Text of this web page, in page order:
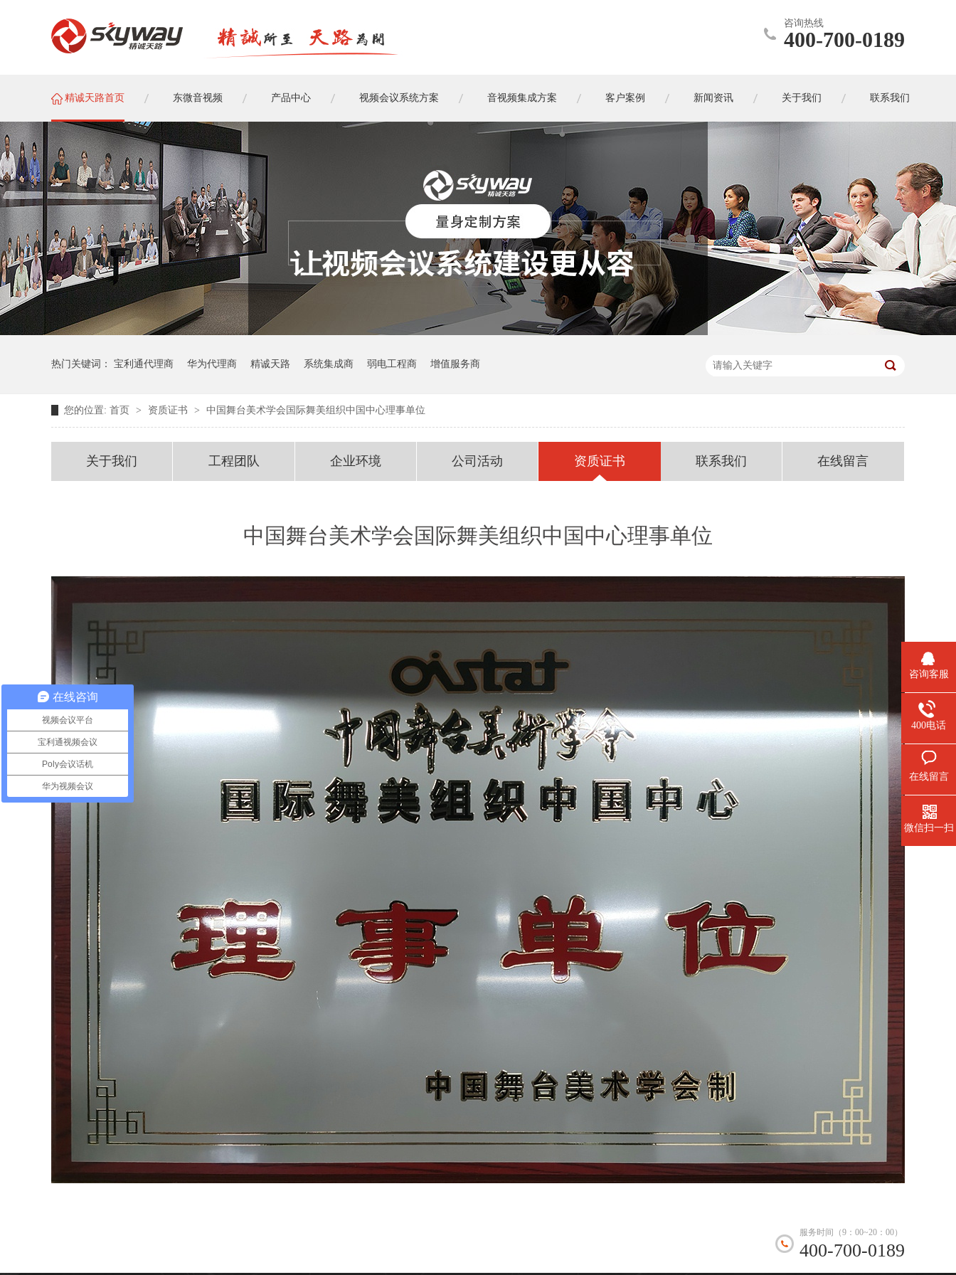
咨询热线
400-700-0189
精诚天路首页 东微音视频 产品中心 视频会议系统方案 音视频集成方案 客户案例 新闻资讯 关于我们 联系我们
热门关键词： 宝利通代理商 华为代理商 精诚天路 系统集成商 弱电工程商 增值服务商
您的位置: 首页 > 资质证书 > 中国舞台美术学会国际舞美组织中国中心理事单位
关于我们 工程团队 企业环境 公司活动 资质证书 联系我们 在线留言
中国舞台美术学会国际舞美组织中国中心理事单位
服务时间（9：00~20：00）
400-700-0189
咨询客服
400电话
在线留言
微信扫一扫
在线咨询
视频会议平台
宝利通视频会议
Poly会议话机
华为视频会议